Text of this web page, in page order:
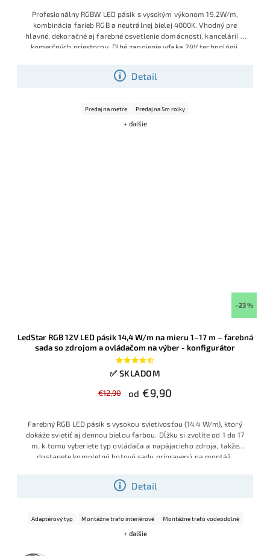
Detail
Profesionálny RGBW LEDpásik s vysokým výkonom 19 ,2W/m,
kombinácia farieb RGBa neutrálnej bielej 4000K . Vhodný pre
hlavné, dekoračné aj farebné osvetlenie domácností, kancelárií a
komerčných priestorov. Dlhézapojenie vďaka 24V technológii.
Predaj na metre Predaj na 5m rolky
+ ďalšie
–23 %
LedStar RGB 12V LED pásik 14,4 W/m na mieru 1–17 m – farebná
sada so zdrojom a ovládačom na výber - konfigurátor
✅ SKLADOM
€12,90 od €9,90
Detail
Farebný RGB LED pásik s vysokou svietivosťou (14,4 W/m), ktorý
dokáže svietiť aj dennou bielou farbou. Dĺžku si zvolíte od 1 do 17
m, k tomu vyberiete typ ovládača a napájacieho zdroja, takže
dostanete kompletnú hotovú sadu pripravenú na montáž.
Adaptérový typ Montážne trafo interiérové Montážne trafo vodeodolné
+ ďalšie